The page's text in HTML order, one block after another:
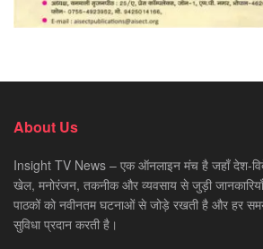
About Us
Insight TV News – एक ऑनलाइन मंच है जहाँ देश-
खेल, मनोरंजन, तकनीक और व्यवसाय से जुड़ी
पाठकों को नवीनतम घटनाओं से जोड़े रखती है और हर
सुविधा प्रदान करती है।